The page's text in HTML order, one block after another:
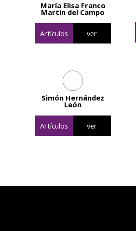
María Elisa Franco
Martín del Campo
Artículos ver
Simón Hernández
León
Artículos ver